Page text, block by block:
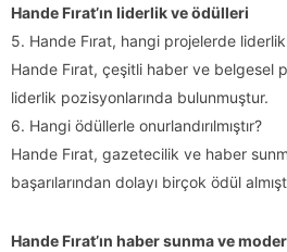
Hande Fırat’ın liderlik ve ödülleri
5. Hande Fırat, hangi projelerde liderlik
Hande Fırat, çeşitli haber ve belgesel
liderlik pozisyonlarında bulunmuştur.
6. Hangi ödüllerle onurlandırılmıştır?
Hande Fırat, gazetecilik ve haber
başarılarından dolayı birçok ödül
Hande Fırat’ın haber sunma ve